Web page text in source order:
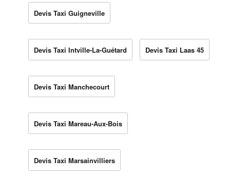
Devis Taxi Guigneville
Devis Taxi Intville-La-Guétard Devis Taxi Laas 45
Devis Taxi Manchecourt
Devis Taxi Mareau-Aux-Bois
Devis Taxi Marsainvilliers